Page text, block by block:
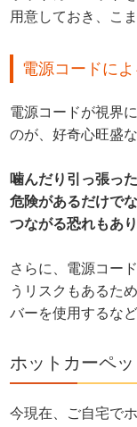
用意しておき、こ
電源コードに
電源コードが視界
のが、好奇心旺盛
噛んだり引っ張っ
危険があるだけで
つながる恐れもあり
さらに、電源コー
うリスクもあるた
バーを使用するな
ホットカーペ
今現在、ご自宅で